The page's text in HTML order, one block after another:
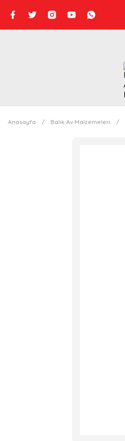
Anasayfa Balık Av Malzemeleri